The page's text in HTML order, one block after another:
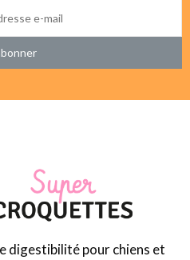
digestibilité pour chiens et